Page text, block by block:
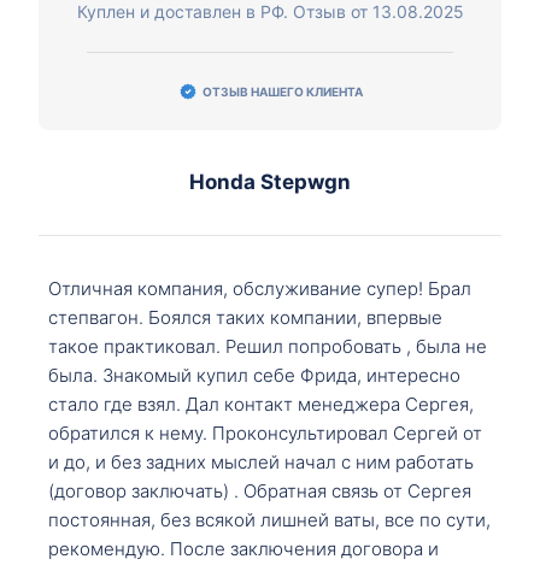
Куплен и доставлен в РФ. Отзыв от 13.08.2025
ОТЗЫВ НАШЕГО КЛИЕНТА
Honda Stepwgn
Отличная компания, обслуживание супер! Брал
степвагон. Боялся таких компании, впервые
такое практиковал. Решил попробовать , была не
была. Знакомый купил себе Фрида, интересно
стало где взял. Дал контакт менеджера Сергея,
обратился к нему. Проконсультировал Сергей от
и до, и без задних мыслей начал с ним работать
(договор заключать) . Обратная связь от Сергея
постоянная, без всякой лишней ваты, все по сути,
рекомендую. После заключения договора и